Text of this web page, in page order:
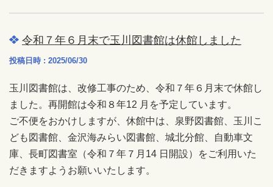
令和７年６月末で玉川図書館は休館しました
投稿日時 : 2025/06/30
玉川図書館は、改修工事のため、令和７年６月末で休館し
ました。再開館は令和８年12 月を予定しています。
ご不便をおかけしますが、休館中は、泉野図書館、玉川こ
ども図書館、金沢海みらい図書館、城北分館、自動車文
庫、長町図書室（令和７年７月14 日開設）をご利用いた
だきますようお願いいたします。